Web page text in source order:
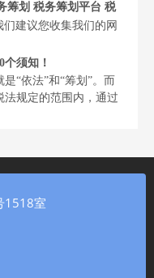
筹划 税务筹划平台 税
建议您收集我们的网
须知！
“依法”和“筹划”。而
法规定的范围内，通过
乱做文章，若是一个
让纳税义务从源头上
1518室